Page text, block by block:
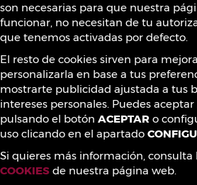
son necesarias para que nuestra
funcionar, no necesitan de tu
que tenemos activadas por defecto.
El resto de cookies sirven para
personalizarla en base a tus
mostrarte publicidad ajustada a tus
intereses personales. Puedes
pulsando el botón ACEPTAR o
uso clicando en el apartado
Si quieres más información, consulta
COOKIES de nuestra página web.